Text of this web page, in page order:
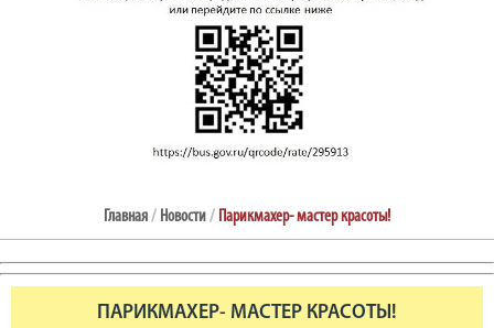
Главная/ Новости/ Парикмахер- мастер красоты!
ПАРИКМАХЕР- МАСТЕР КРАСОТЫ!